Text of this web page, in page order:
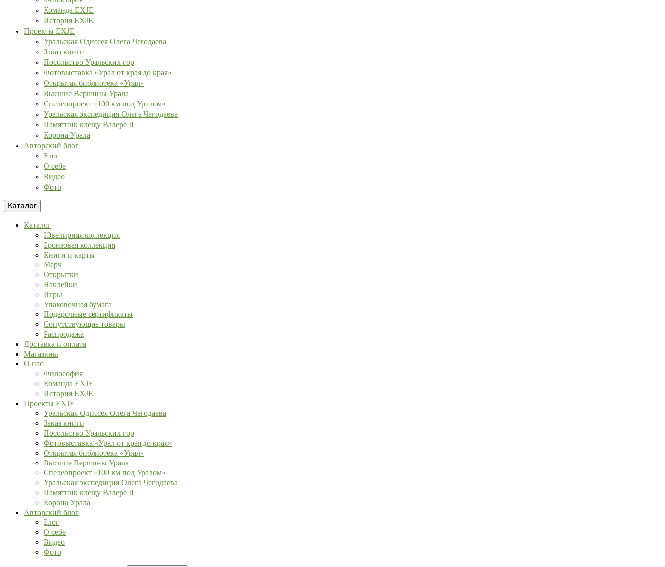
Команда EXJE
История EXJE
Проекты EXJE
Уральская Одиссея Олега Чегодаева
Заказ книги
Посольство Уральских гор
Фотовыставка «Урал от края до края»
Открытая библиотека «Урал»
Высшие Вершины Урала
Спелеопроект «100 км под Уралом»
Уральская экспедиция Олега Чегодаева
Памятник клещу Валере II
Корона Урала
Авторский блог
Блог
О себе
Видео
Фото
Каталог
Каталог
Ювелирная коллекция
Бронзовая коллекция
Книги и карты
Мерч
Открытки
Наклейки
Игры
Упаковочная бумага
Подарочные сертификаты
Сопутствующие товары
Распродажа
Доставка и оплата
Магазины
О нас
Философия
Команда EXJE
История EXJE
Проекты EXJE
Уральская Одиссея Олега Чегодаева
Заказ книги
Посольство Уральских гор
Фотовыставка «Урал от края до края»
Открытая библиотека «Урал»
Высшие Вершины Урала
Спелеопроект «100 км под Уралом»
Уральская экспедиция Олега Чегодаева
Памятник клещу Валере II
Корона Урала
Авторский блог
Блог
О себе
Видео
Фото